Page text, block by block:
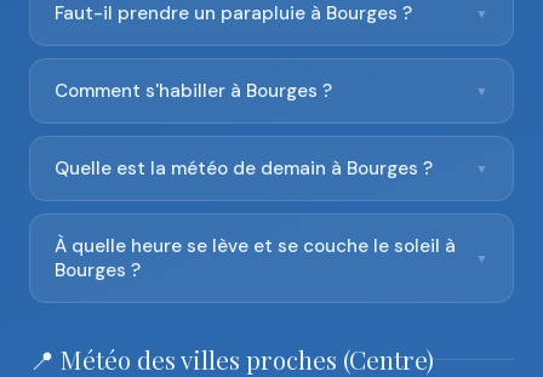
Faut-il prendre un parapluie à Bourges ? ▼
Comment s'habiller à Bourges ? ▼
Quelle est la météo de demain à Bourges ? ▼
À quelle heure se lève et se couche le soleil à
Bourges ?
▼
📍 Météo des villes proches (Centre)